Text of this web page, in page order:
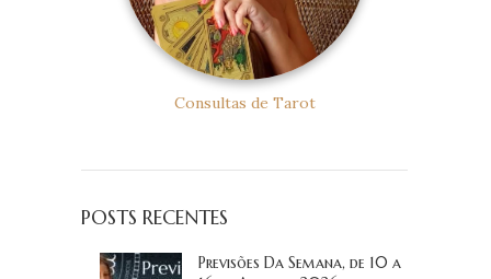
Consultas de Tarot
POSTS RECENTES
Previsões Da Semana, de 10 a